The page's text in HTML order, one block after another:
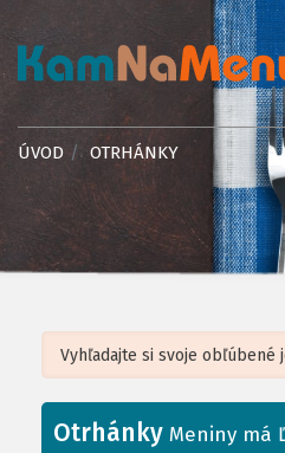
ÚVOD OTRHÁNKY
+
Leaflet| ©OpenStreetMap, Tiles
Otrhánky Meniny má